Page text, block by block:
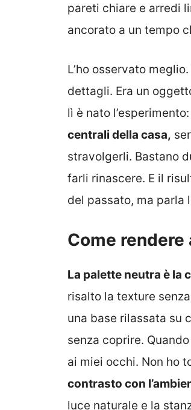
pareti chiare e arredi
ancorato a un tempo
L’ho osservato
dettagli. Era un
lì è nato l’esperimento:
centrali della casa,
stravolgerli. Bastano
farli rinascere. E il
del passato, ma parla
Come
La palette neutra è la
risalto la texture
una base rilassata su
senza coprire.
ai miei occhi. Non ho
contrasto con
luce naturale e la